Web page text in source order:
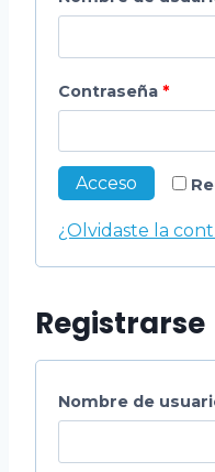
Contraseña *
Acceso
¿Olvidaste la
Registrarse
Nombre de